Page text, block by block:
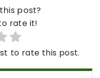
post?
rate it!
to rate this post.